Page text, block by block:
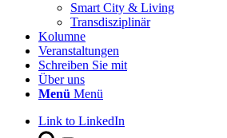
Smart City & Living
Transdisziplinär
Kolumne
Veranstaltungen
Schreiben Sie mit
Über uns
Menü Menü
Link to LinkedIn